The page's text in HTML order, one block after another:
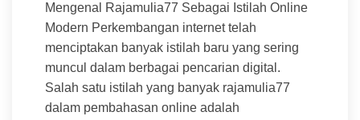
Mengenal Rajamulia77 Sebagai Istilah Online
Modern Perkembangan internet telah
menciptakan banyak istilah baru yang sering
muncul dalam berbagai pencarian digital.
Salah satu istilah yang banyak rajamulia77
dalam pembahasan online adalah